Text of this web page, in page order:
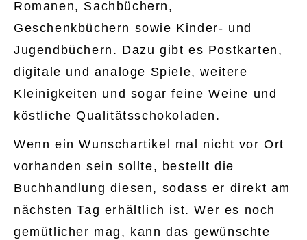
Romanen, Sachbüchern,
Geschenkbüchern sowie Kinder- und
Jugendbüchern. Dazu gibt es Postkarten,
digitale und analoge Spiele, weitere
Kleinigkeiten und sogar feine Weine und
köstliche Qualitätsschokoladen.
Wenn ein Wunschartikel mal nicht vor Ort
vorhanden sein sollte, bestellt die
Buchhandlung diesen, sodass er direkt am
nächsten Tag erhältlich ist. Wer es noch
gemütlicher mag, kann das gewünschte